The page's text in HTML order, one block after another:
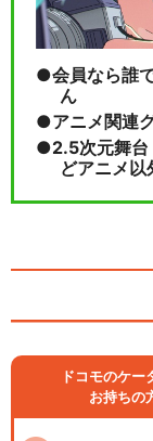
会員なら誰
ん
アニメ関連
2.5次元舞台
どアニメ
ドコモのケー
お持ちの